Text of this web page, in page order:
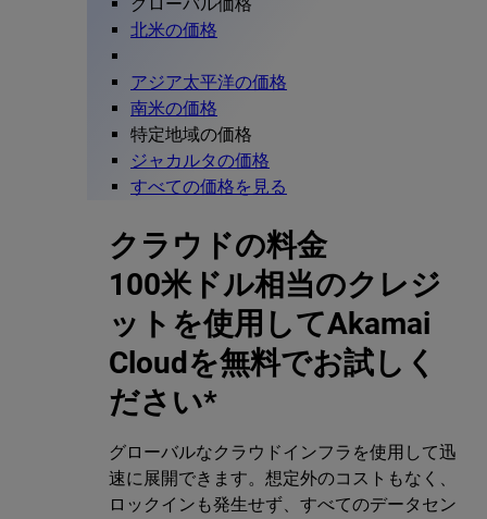
グローバル価格
北米の価格
アジア太平洋の価格
南米の価格
特定地域の価格
ジャカルタの価格
すべての価格を見る
クラウドの料金
100米ドル相当のクレジ
ットを使用してAkamai
Cloudを無料でお試しく
ださい*
グローバルなクラウドインフラを使用して迅
速に展開できます。想定外のコストもなく、
ロックインも発生せず、すべてのデータセン